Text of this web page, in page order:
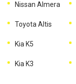
Nissan Almera
Toyota Altis
Kia K5
Kia K3